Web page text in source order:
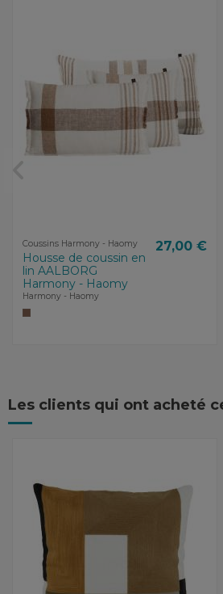
Coussins Harmony - Haomy
Housse de coussin en
lin AALBORG
Harmony - Haomy
Harmony - Haomy
27,00 €
Les clients qui ont acheté